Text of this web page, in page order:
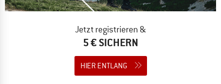
Jetzt registrieren &
5 € SICHERN
HIER ENTLANG